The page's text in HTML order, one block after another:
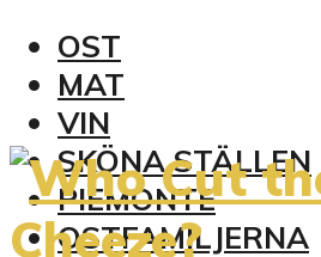
OST
MAT
VIN
SKÖNA STÄLLEN
PIEMONTE
OSTFAMILJERNA